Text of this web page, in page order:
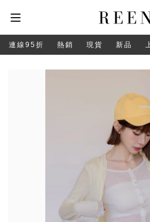
連線95折 熱銷 現貨 新品